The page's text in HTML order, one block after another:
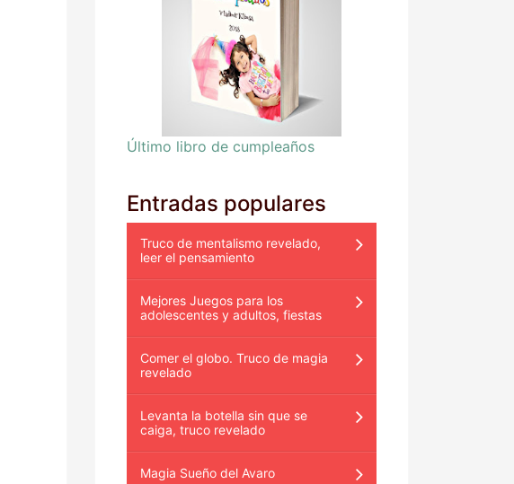
Último libro de cumpleaños
Entradas populares
Truco de mentalismo revelado,
leer el pensamiento
Mejores Juegos para los
adolescentes y adultos, fiestas
Comer el globo. Truco de magia
revelado
Levanta la botella sin que se
caiga, truco revelado
Magia Sueño del Avaro